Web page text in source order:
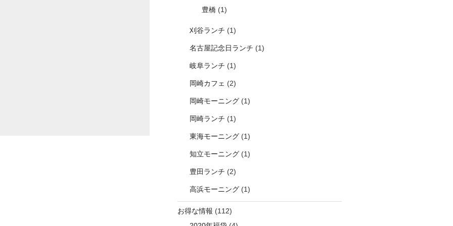
豊橋(1)
刈谷ランチ (1)
名古屋記念日ランチ (1)
岐阜ランチ (1)
岡崎カフェ (2)
岡崎モーニング(1)
岡崎ランチ (1)
東海モーニング(1)
知立モーニング(1)
豊田ランチ (2)
高浜モーニング(1)
お得な情報 (112)